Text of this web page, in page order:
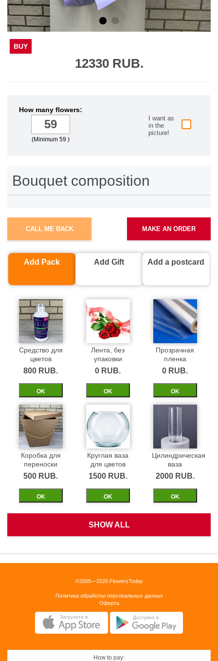
12330 RUB.
BUY
How many flowers:
(Minimum 59 )
I want as
in the
picture!
Bouquet composition
MAKE AN ORDER
CALL ME BACK
Add Pack Add Gift Add a postcard
Средство для
цветов
800 RUB.
ОK
Лента, без
упаковки
0 RUB.
ОK
Прозрачная
пленка
0 RUB.
ОK
Коробка для
переноски
500 RUB.
ОK
Круглая ваза
для цветов
1500 RUB.
ОK
Цилиндрическая
ваза
2000 RUB.
ОK
коробка 40см
ОK ОK
SHOW ALL
©2005—2026 FlowersToday
Политика обработки персональных данных
Оферта
Загрузите в Доступно в
How to pay: